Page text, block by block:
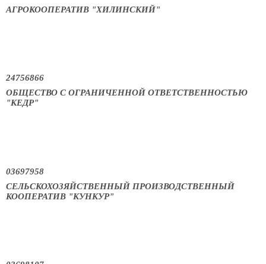
АГРОКООПЕРАТИВ "ХИЛИНСКИЙ"
24756866
ОБЩЕСТВО С ОГРАНИЧЕННОЙ ОТВЕТСТВЕННОСТЬЮ
"КЕДР"
03697958
СЕЛЬСКОХОЗЯЙСТВЕННЫЙ ПРОИЗВОДСТВЕННЫЙ
КООПЕРАТИВ "КУНКУР"